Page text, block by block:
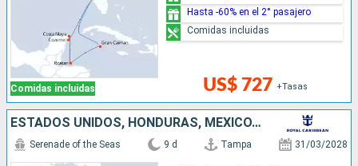
Comidas incluidas US$ 727 +Tasas
Hasta -60% en el 2° pasajero
Comidas incluidas
ESTADOS UNIDOS, HONDURAS, MÉXICO, ISLAS CAIMÁN
Serenade of the Seas 9 d Tampa 31/03/2028